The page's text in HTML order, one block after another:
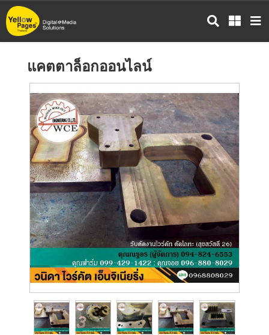
ข้าม
ไป
แคตตาล็อกออนไลน์